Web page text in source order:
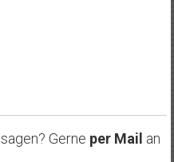
sagen? Gerne per Mail an